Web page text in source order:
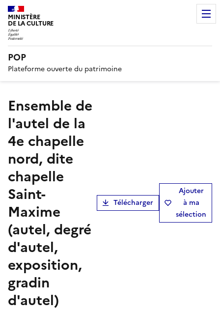
MINISTÈRE
DE LA CULTURE
POP
Plateforme ouverte du patrimoine
Ensemble de
l'autel de la
4e chapelle
nord, dite
chapelle
Saint-
Maxime
(autel, degré
d'autel,
exposition,
gradin
d'autel)
Télécharger
Ajouter
à ma
sélection